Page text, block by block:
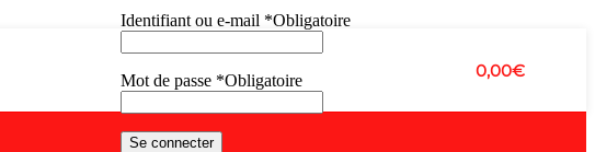
Identifiant ou e-mail *Obligatoire
Mot de passe *Obligatoire
Se connecter
0,00€